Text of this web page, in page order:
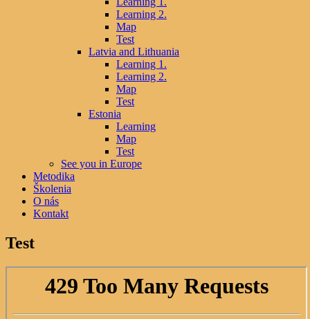
Learning 2.
Map
Test
Latvia and Lithuania
Learning 1.
Learning 2.
Map
Test
Estonia
Learning
Map
Test
See you in Europe
Metodika
Školenia
O nás
Kontakt
Test